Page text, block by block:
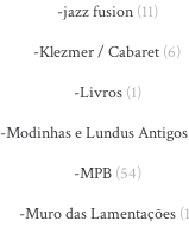
-jazz fusion(11)
-Klezmer / Cabaret (6)
-Livros(1)
-Modinhas e Lundus Antigos
-MPB(54)
-Muro das Lamentações